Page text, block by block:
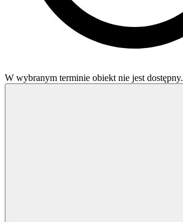
W wybranym terminie obiekt nie jest dostępny.